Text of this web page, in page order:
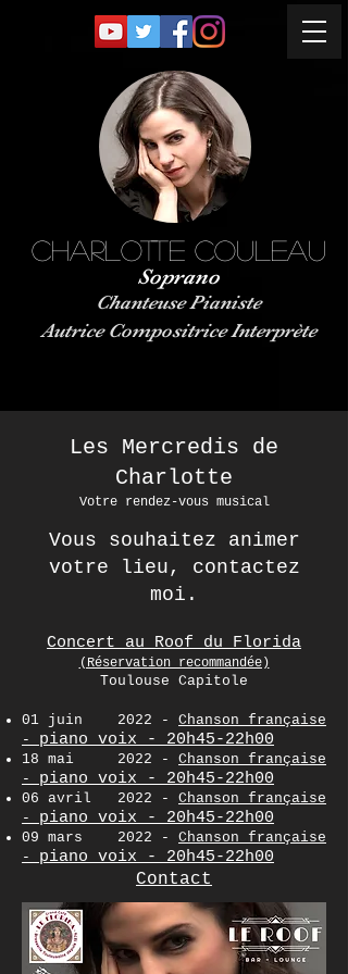
charlotte Couleau
Soprano
Chanteuse Pianiste
Autrice Compositrice Interprète
Les Mercredis de
Charlotte
Votre rendez-vous musical
Vous souhaitez animer
votre lieu, contactez
moi.
Concert au Roof du Florida
(Réservation recommandée)
Toulouse Capitole
01 juin 2022 - Chanson française
- piano voix - 20h45-22h00
18 mai 2022 - Chanson française
- piano voix - 20h45-22h00
06 avril 2022 - Chanson française
- piano voix - 20h45-22h00
09 mars 2022 - Chanson française
- piano voix - 20h45-22h00
Contact